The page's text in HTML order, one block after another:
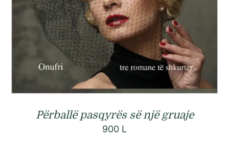
Përballë pasqyrës së një gruaje
900 L